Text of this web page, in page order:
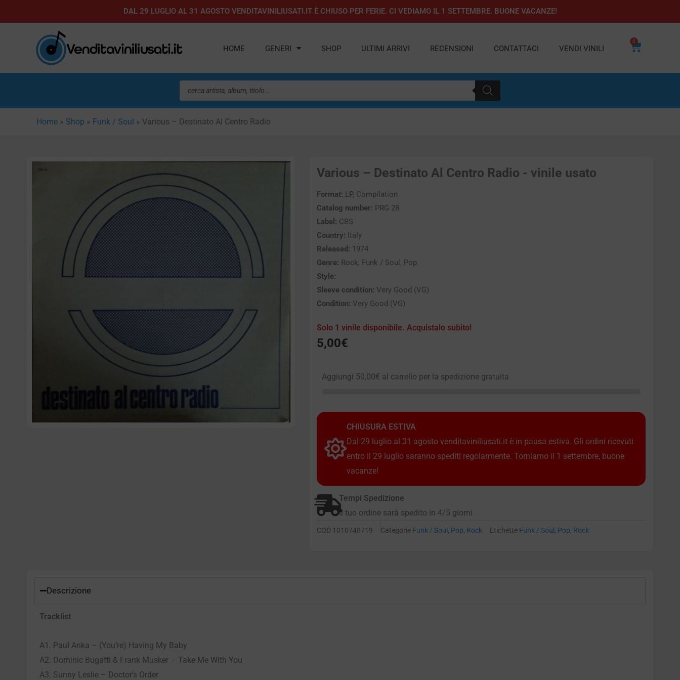
al
DAL 29 LUGLIO AL 31 AGOSTO VENDITAVINILIUSATI.IT È CHIUSO PER FERIE. CI VEDIAMO IL 1 SETTEMBRE. BUONE VACANZE!
HOME GENERI SHOP ULTIMI ARRIVI RECENSIONI CONTATTACI VENDI VINILI
0
Carrello
Ricerca
prodotti
Home » Shop » Funk / Soul » Various – Destinato Al Centro Radio
Various – Destinato Al Centro Radio - vinile usato
Format: LP, Compilation
Catalog number: PRG 28
Label: CBS
Country: Italy
Released: 1974
Genre: Rock, Funk / Soul, Pop
Style:
Sleeve condition: Very Good (VG)
Condition: Very Good (VG)
Solo 1 vinile disponibile. Acquistalo subito!
5,00€
Aggiungi 50,00€ al carrello per la spedizione gratuita
CHIUSURA ESTIVA
Dal 29 luglio al 31 agosto venditaviniliusati.it è in pausa estiva. Gli ordini ricevuti
entro il 29 luglio saranno spediti regolarmente. Torniamo il 1 settembre, buone
vacanze!
Tempi Spedizione
Il tuo ordine sarà spedito in 4/5 giorni
COD 1010748719 Categorie Funk / Soul , Pop, Rock Etichette Funk / Soul , Pop, Rock
Descrizione
Tracklist
A1. Paul Anka – (You’re) Having My Baby
A2. Dominic Bugatti & Frank Musker – Take Me With You
A3. Sunny Leslie – Doctor’s Order